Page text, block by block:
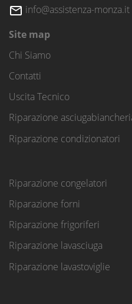
info@assistenza-monza.it
Site map
Chi Siamo
Contatti
Uscita Tecnico
Riparazione
Riparazione condizionatori
Riparazione congelatori
Riparazione forni
Riparazione frigoriferi
Riparazione lavasciuga
Riparazione lavastoviglie